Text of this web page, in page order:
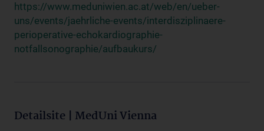
https://www.meduniwien.ac.at/web/en/ueber-
uns/events/jaehrliche-events/interdisziplinaere-
perioperative-echokardiographie-
notfallsonographie/aufbaukurs/
Detailsite | MedUni Vienna